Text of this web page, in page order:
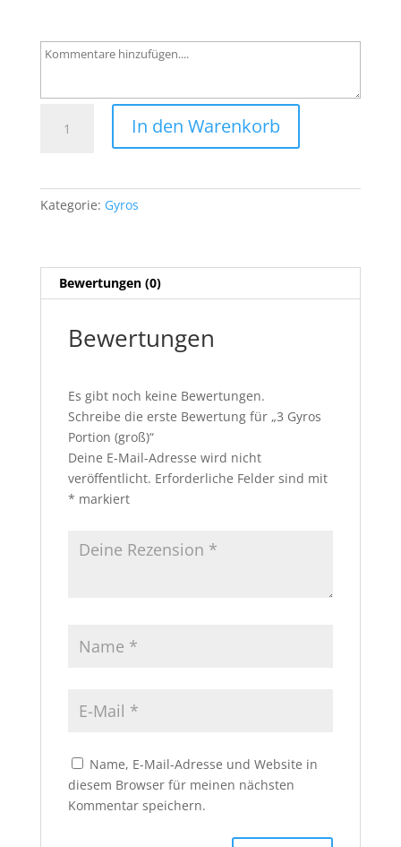
Gyros
In den Warenkorb
Kategorie: Gyros
Bewertungen (0)
Bewertungen
Es gibt noch keine Bewertungen.
Schreibe die erste Bewertung für „3 Gyros
Portion (groß)“
Deine E-Mail-Adresse wird nicht
veröffentlicht. Erforderliche Felder sind mit
* markiert
Name, E-Mail-Adresse und Website in
diesem Browser für meinen nächsten
Kommentar speichern.